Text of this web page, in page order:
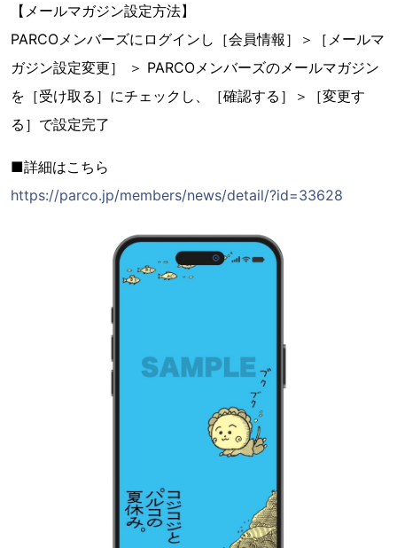
【メールマガジン設定方法】
PARCOメンバーズにログインし［会員情報］＞［メールマ
ガジン設定変更］ ＞ PARCOメンバーズのメールマガジン
を［受け取る］にチェックし、［確認する］＞［変更す
る］で設定完了
■詳細はこちら
https://parco.jp/members/news/detail/?id=33628